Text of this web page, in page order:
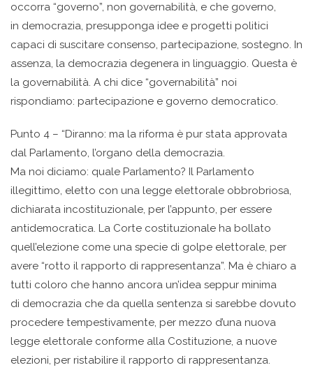
occorra “governo”, non governabilità, e che governo,
in democrazia, presupponga idee e progetti politici
capaci di suscitare consenso, partecipazione, sostegno. In
assenza, la democrazia degenera in linguaggio. Questa è
la governabilità. A chi dice “governabilità” noi
rispondiamo: partecipazione e governo democratico.
Punto 4 – “Diranno: ma la riforma è pur stata approvata
dal Parlamento, l’organo della democrazia.
Ma noi diciamo: quale Parlamento? Il Parlamento
illegittimo, eletto con una legge elettorale obbrobriosa,
dichiarata incostituzionale, per l’appunto, per essere
antidemocratica. La Corte costituzionale ha bollato
quell’elezione come una specie di golpe elettorale, per
avere “rotto il rapporto di rappresentanza”. Ma è chiaro a
tutti coloro che hanno ancora un’idea seppur minima
di democrazia che da quella sentenza si sarebbe dovuto
procedere tempestivamente, per mezzo d’una nuova
legge elettorale conforme alla Costituzione, a nuove
elezioni, per ristabilire il rapporto di rappresentanza.